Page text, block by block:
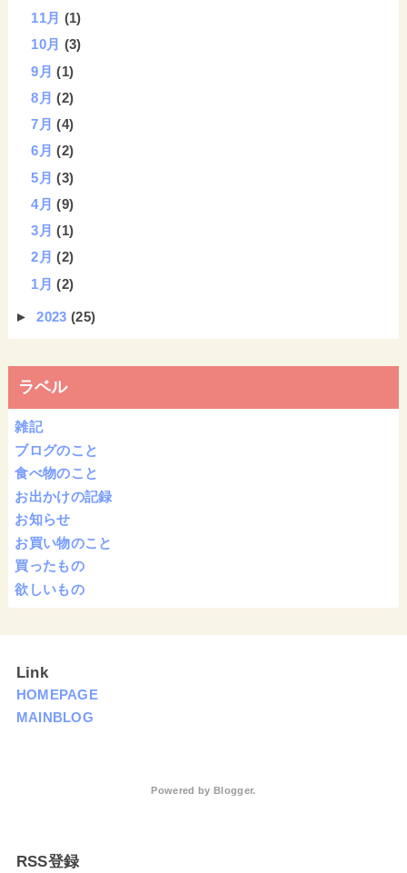
11月 (1)
10月 (3)
9月(1)
8月(2)
7月(4)
6月(2)
5月(3)
4月(9)
3月(1)
2月(2)
1月(2)
►2023(25)
ラベル
雑記
ブログのこと
食べ物のこと
お出かけの記録
お知らせ
お買い物のこと
買ったもの
欲しいもの
Link
HOMEPAGE
MAINBLOG
Powered by Blogger.
RSS登録